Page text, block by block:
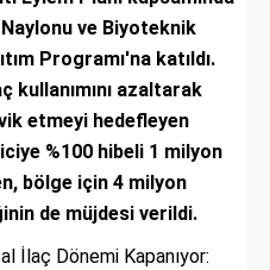
ve Biyoteknik
Programı'na katıldı.
kullanımını azaltarak
etmeyi hedefleyen
%100 hibeli 1 milyon
bölge için 4 milyon
de müjdesi verildi.
İlaç Dönemi Kapanıyor: